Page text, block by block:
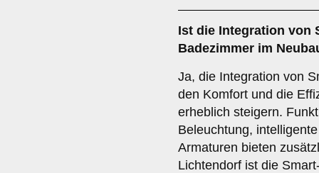
Ist die Integration von
Badezimmer im
Ja, die Integration von
den Komfort und die
erheblich steigern.
Beleuchtung,
Armaturen bieten
Lichtendorf ist die